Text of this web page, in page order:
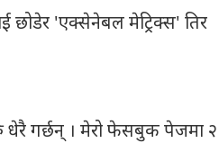
छोडेर 'एक्सेनेबल मेट्रिक्स' तिर
धेरै गर्छन् । मेरो फेसबुक पेजमा २